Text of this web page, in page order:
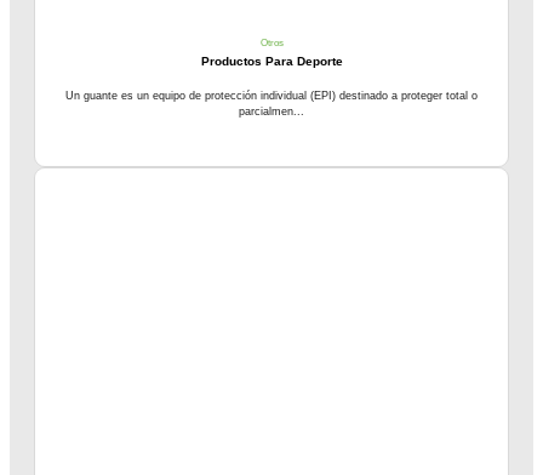
Otros
Productos Para Deporte
Un guante es un equipo de protección individual (EPI) destinado a proteger total o
parcialmen...